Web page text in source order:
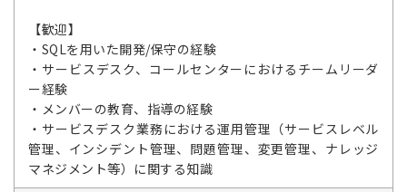
【歓迎】
・SQLを用いた開発/保守の経験
・サービスデスク、コールセンターにおけるチームリーダ
ー経験
・メンバーの教育、指導の経験
・サービスデスク業務における運用管理（サービスレベル
管理、インシデント管理、問題管理、変更管理、ナレッジ
マネジメント等）に関する知識